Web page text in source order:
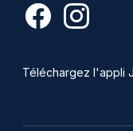
Téléchargez l'appli